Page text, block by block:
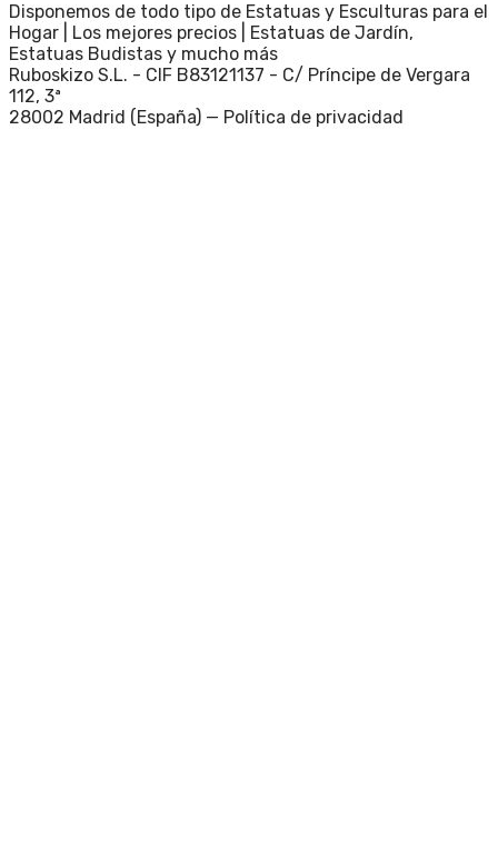
Disponemos de todo tipo de Estatuas y Esculturas para el
Hogar | Los mejores precios | Estatuas de Jardín,
Estatuas Budistas y mucho más
Ruboskizo S.L. - CIF B83121137 - C/ Príncipe de Vergara
112, 3ª
28002 Madrid (España) — Política de privacidad